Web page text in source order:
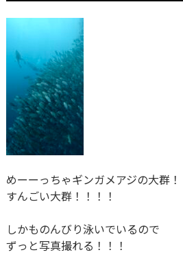
めーーっちゃギンガメアジの大群！
すんごい大群！！！！
しかものんびり泳いでいるので
ずっと写真撮れる！！！